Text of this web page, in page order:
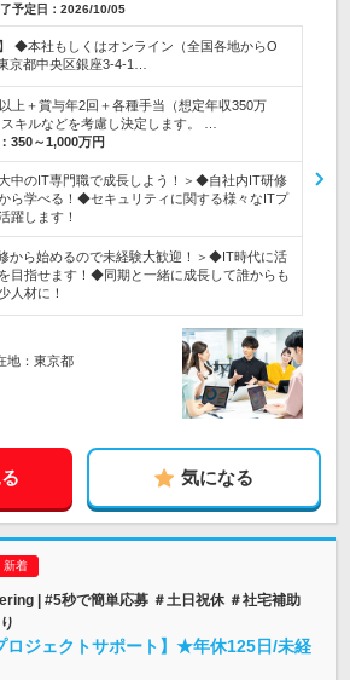
予定日：2026/10/05
】 ◆本社もしくはオンライン（全国各地からO
京都中央区銀座3-4-1…
上＋賞与年2回＋各種手当（想定年収350万
キルなどを考慮し決定します。 …
350～1,000万円
中のIT専門職で成長しよう！＞◆自社内IT研修
ら学べる！◆セキュリティに関する様々なITプ
躍します！
から始めるので未経験大歓迎！＞◆IT時代に活
目指せます！◆同期と一緒に成長して誰からも
人材に！
地：東京都
気になる
| #5秒で簡単応募 ＃土日祝休 ＃社宅補助
ロジェクトサポート】★年休125日/未経